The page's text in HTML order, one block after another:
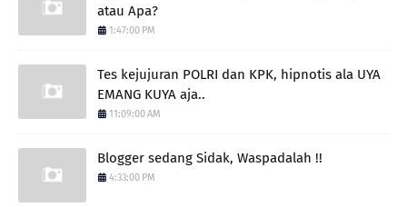
atau Apa?
1:47:00 PM
Tes kejujuran POLRI dan KPK, hipnotis ala UYA
EMANG KUYA aja..
11:09:00 AM
Blogger sedang Sidak, Waspadalah !!
4:33:00 PM